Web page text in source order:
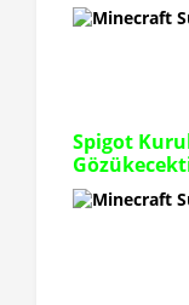
Spigot